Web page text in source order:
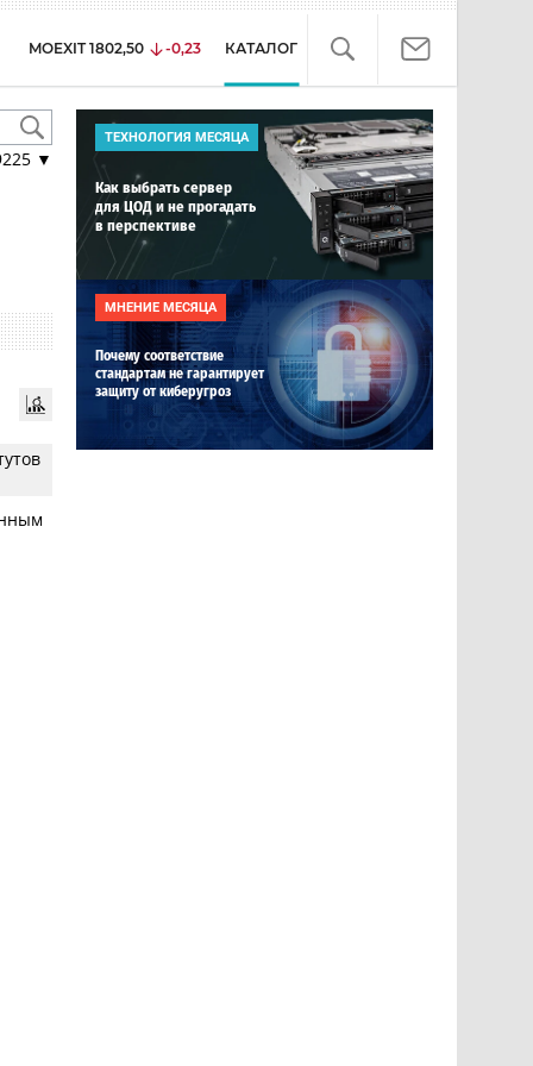
MOEXIT 1802,50 -0,23 КАТАЛОГ
▼
ТЕХНОЛОГИЯ МЕСЯЦА
Как выбрать сервер
для ЦОД и не прогадать
в перспективе
МНЕНИЕ МЕСЯЦА
Почему соответствие
стандартам не гарантирует
защиту от киберугроз